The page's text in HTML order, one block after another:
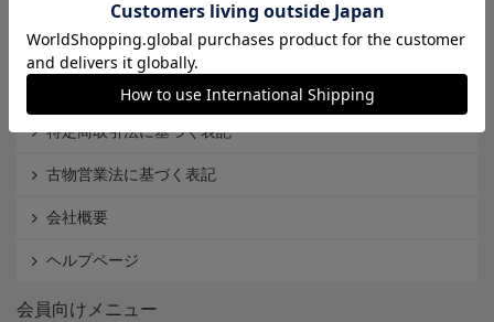
個人情報保護方針
Cookieポリシー
特定商取引法に基づく表記
古物営業法に基づく表記
会社概要
ヘルプページ
会員向けメニュー